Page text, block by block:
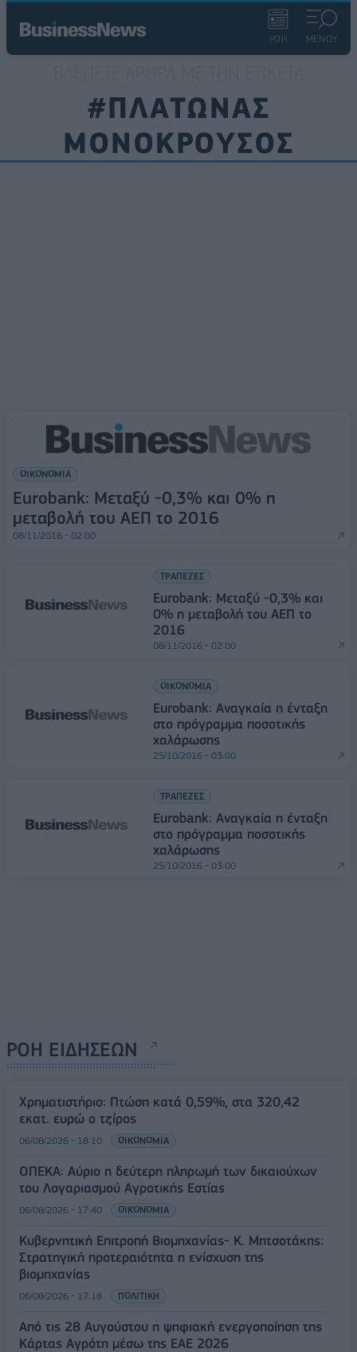
ΡΟΗ ΜΕΝΟΥ
#ΠΛΑΤΩΝΑΣ
ΜΟΝΟΚΡΟΥΣΟΣ
ΟΙΚΟΝΟΜΙΑ
Eurobank: Μεταξύ -0,3% και 0% η
μεταβολή του ΑΕΠ το 2016
08/11/2016 - 02:00
ΤΡΑΠΕΖΕΣ
Eurobank: Μεταξύ -0,3% και
0% η μεταβολή του ΑΕΠ το
2016
08/11/2016 - 02:00
ΟΙΚΟΝΟΜΙΑ
Εurobank: Αναγκαία η ένταξη
στο πρόγραμμα ποσοτικής
χαλάρωσης
25/10/2016 - 03:00
ΤΡΑΠΕΖΕΣ
Εurobank: Αναγκαία η ένταξη
στο πρόγραμμα ποσοτικής
χαλάρωσης
25/10/2016 - 03:00
ΡΟΗ ΕΙΔΗΣΕΩΝ
Χρηματιστήριο: Πτώση κατά 0,59%, στα 320,42
εκατ. ευρώ ο τζίρος
06/08/2026 - 18:10 ΟΙΚΟΝΟΜΙΑ
ΟΠΕΚΑ: Αύριο η δεύτερη πληρωμή των δικαιούχων
του Λογαριασμού Αγροτικής Εστίας
06/08/2026 - 17:40 ΟΙΚΟΝΟΜΙΑ
Κυβερνητική Επιτροπή Βιομηχανίας- Κ. Μητσοτάκης:
Στρατηγική προτεραιότητα η ενίσχυση της
βιομηχανίας
06/08/2026 - 17:18 ΠΟΛΙΤΙΚΗ
Από τις 28 Αυγούστου η ψηφιακή ενεργοποίηση της
Κάρτας Αγρότη μέσω της ΕΑΕ 2026